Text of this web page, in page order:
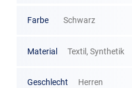
Farbe Schwarz
Material Textil, Synthetik
Geschlecht Herren